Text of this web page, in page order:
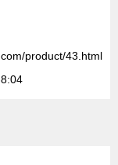
product/43.html